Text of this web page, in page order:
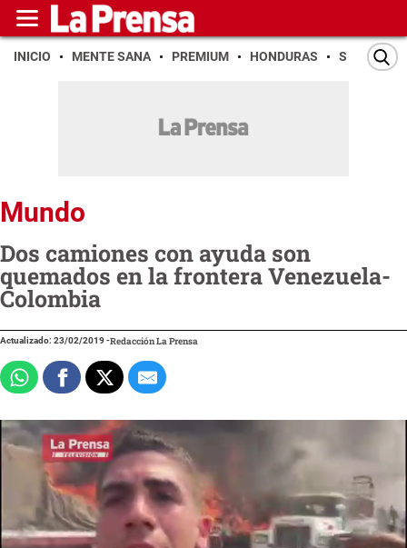
INICIO MENTE SANA PREMIUM HONDURAS SAN PEDRO
Mundo
Dos camiones con ayuda son
quemados en la frontera Venezuela-
Colombia
Actualizado: 23/02/2019-Redacción La Prensa